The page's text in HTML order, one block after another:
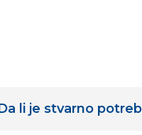
li je stvarno